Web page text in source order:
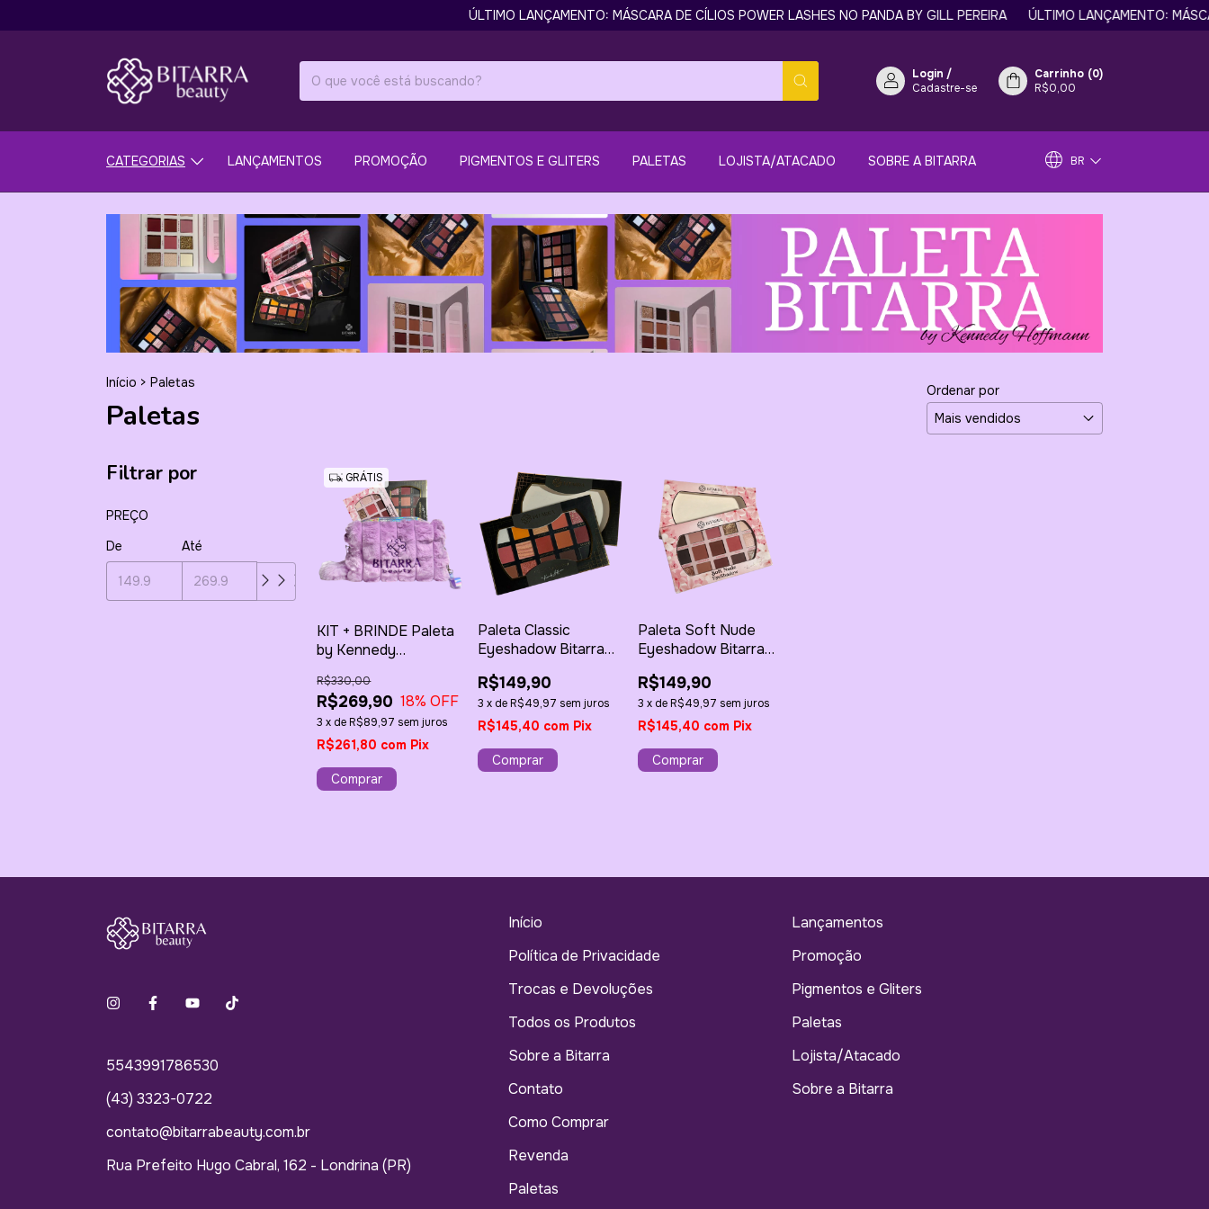
ÚLTIMO LANÇAMENTO: MÁSCARA DE CÍLIOS POWER LASHES NO PANDA BY GILL PEREIRA ÚLTIMO LANÇAMENTO:
Login /
Cadastre-se
Carrinho (0)
R$0,00
CATEGORIAS LANÇAMENTOS PROMOÇÃO PIGMENTOS E GLITERS PALETAS LOJISTA/ATACADO SOBRE A BITARRA BR
Início > Paletas
Paletas
Ordenar por
Filtrar por
PREÇO
De
Até
GRÁTIS
KIT + BRINDE Paleta
by Kennedy
Soft Nude + 1 -
Necessaire Pelúcia
R$269,90
R$330,00
18% OFF
3 x deR$89,97 sem juros
R$261,80 com Pix
Paleta Classic
Eyeshadow Bitarra
Hoffmann
R$149,90
3 x deR$49,97 sem juros
R$145,40 com Pix
Paleta Soft Nude
Eyeshadow Bitarra
Hoffmann
R$149,90
3 x deR$49,97 sem juros
R$145,40 com Pix
5543991786530
(43) 3323-0722
contato@bitarrabeauty.com.br
Rua Prefeito Hugo Cabral, 162 - Londrina (PR)
Início
Política de Privacidade
Trocas e Devoluções
Todos os Produtos
Sobre a Bitarra
Contato
Como Comprar
Revenda
Paletas
Lançamentos
Promoção
Pigmentos e Gliters
Paletas
Lojista/Atacado
Sobre a Bitarra